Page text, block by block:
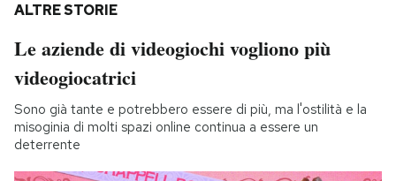
ALTRE STORIE
Le aziende di videogiochi vogliono più
videogiocatrici
Sono già tante e potrebbero essere di più, ma l'ostilità e la
misoginia di molti spazi online continua a essere un
deterrente